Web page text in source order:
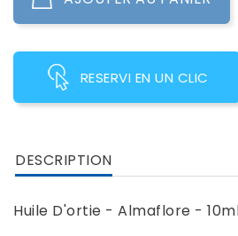
RESERVI EN UN CLIC
DESCRIPTION
Huile D'ortie - Almaflore -